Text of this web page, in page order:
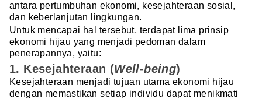
antara pertumbuhan ekonomi, kesejahteraan sosial,
dan keberlanjutan lingkungan.
Untuk mencapai hal tersebut, terdapat lima prinsip
ekonomi hijau yang menjadi pedoman dalam
penerapannya, yaitu:
1. Kesejahteraan (Well-being)
Kesejahteraan menjadi tujuan utama ekonomi hijau
dengan memastikan setiap individu dapat menikmati